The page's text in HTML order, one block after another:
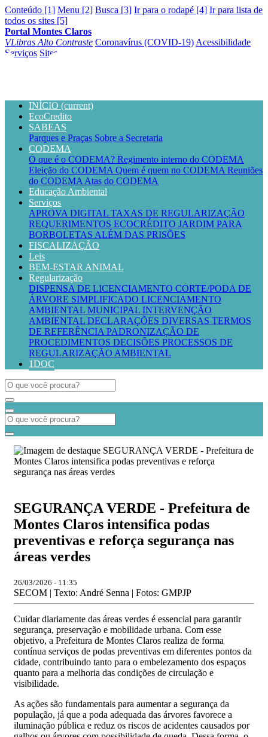
Conteúdo [1] Menu [2] Busca [3] Ir para o rodapé [4] Ir para lista de
todos os sites [5]
Portal Montes Claros
VLibras Alto Contraste Coronavírus (COVID-19) Acessibilidade
Serviços Sites
INÍCIO (current)
EcoCredito
SABEAS
Parques e Praças Sobre a Secretaria
CODEMA
O que é o CODEMA? Regimento interno do CODEMA
Eleição do CODEMA Quem é quem no CODEMA Reuniões
do CODEMA Atas do CODEMA
Educação Ambiental
Serviços
APROVA DIGITAL TAXAS DE REGULARIZAÇÃO
REQUERIMENTOS ECOCRÉDITO JARDIM PARA
BORBOLETAS ALÉM DAS PRISÕES
FISCALIZAÇÃO
Leis
BEM-ESTAR ANIMAL
Regularização
DISPENSA DE LICENCIAMENTO CORTE/PODA DE
ÁRVORE SIMPLIFICADO LICENCIAMENTO
AMBIENTAL MUNICIPAL INTERVENÇÃO
AMBIENTAL DECLARAÇÕES DIVERSAS TERMOS
DE REFERÊNCIA PADRONIZAÇÃO DE
PROCEDIMENTOS DECISÕES PROCESSOS DE
REGULARIZAÇÃO AMBIENTAL
1DOC
SEGURANÇA VERDE - Prefeitura de
Montes Claros intensifica podas
preventivas e reforça segurança nas
áreas verdes
26/03/2026 - 11:35
SECOM | Texto: André Senna | Fotos: GMPJP
Cuidar diariamente das áreas verdes é essencial para garantir
segurança, preservação e mobilidade urbana. Com esse
objetivo, a Prefeitura de Montes Claros realiza de forma
contínua serviços de podas preventivas em diferentes pontos da
cidade, contribuindo tanto para o embelezamento dos espaços
quanto para a melhoria das condições de circulação e
visibilidade.
As ações são fundamentais para aumentar a segurança da
população, já que a poda adequada das árvores favorece a
iluminação pública e reduz os riscos de acidentes causados por